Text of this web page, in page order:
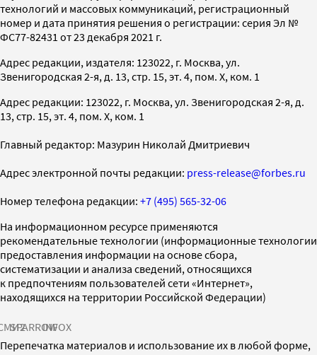
технологий и массовых коммуникаций, регистрационный
номер и дата принятия решения о регистрации: серия Эл №
ФС77-82431 от 23 декабря 2021 г.
Адрес редакции, издателя: 123022, г. Москва, ул.
Звенигородская 2-я, д. 13, стр. 15, эт. 4, пом. X, ком. 1
Адрес редакции: 123022, г. Москва, ул. Звенигородская 2-я, д.
13, стр. 15, эт. 4, пом. X, ком. 1
Главный редактор: Мазурин Николай Дмитриевич
Адрес электронной почты редакции: press-release@forbes.ru
Номер телефона редакции: +7 (495) 565-32-06
На информационном ресурсе применяются
рекомендательные технологии (информационные технологии
предоставления информации на основе сбора,
систематизации и анализа сведений, относящихся
к предпочтениям пользователей сети «Интернет»,
находящихся на территории Российской Федерации)
SPARROWINFOX
Перепечатка материалов и использование их в любой форме,